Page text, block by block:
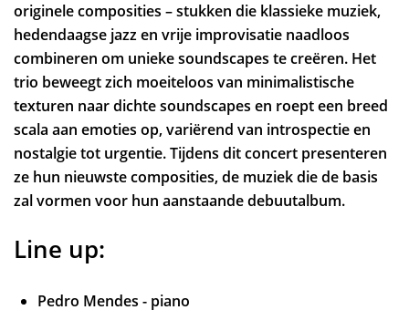
originele composities – stukken die klassieke muziek,
hedendaagse jazz en vrije improvisatie naadloos
combineren om unieke soundscapes te creëren. Het
trio beweegt zich moeiteloos van minimalistische
texturen naar dichte soundscapes en roept een breed
scala aan emoties op, variërend van introspectie en
nostalgie tot urgentie. Tijdens dit concert presenteren
ze hun nieuwste composities, de muziek die de basis
zal vormen voor hun aanstaande debuutalbum.
Line up:
Pedro Mendes - piano
Zoom
in